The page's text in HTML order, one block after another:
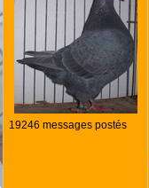
19246 messages postés